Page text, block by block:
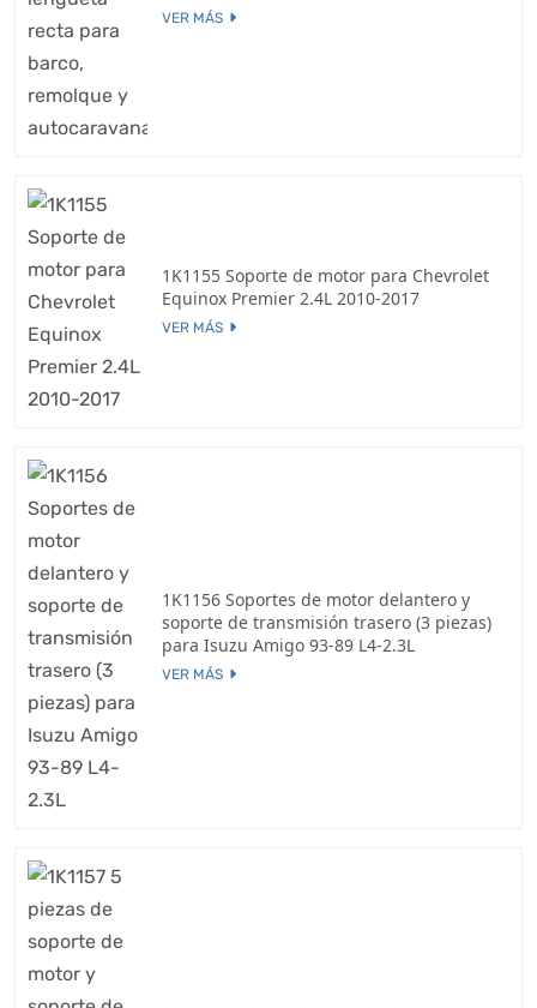
VER MÁS
1K1155 Soporte de motor para Chevrolet
Equinox Premier 2.4L 2010-2017
VER MÁS
1K1156 Soportes de motor delantero y
soporte de transmisión trasero (3 piezas)
para Isuzu Amigo 93-89 L4-2.3L
VER MÁS